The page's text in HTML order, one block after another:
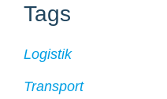
Tags
Logistik
Transport